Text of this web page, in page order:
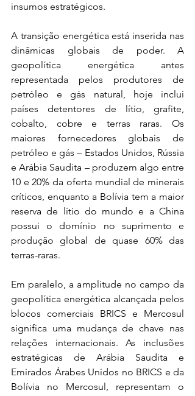
insumos estratégicos.
A transição energética está inserida nas
dinâmicas globais de poder. A
geopolítica energética antes
representada pelos produtores de
petróleo e gás natural, hoje inclui
países detentores de lítio, grafite,
cobalto, cobre e terras raras. Os
maiores fornecedores globais de
petróleo e gás – Estados Unidos, Rússia
e Arábia Saudita – produzem algo entre
10 e 20% da oferta mundial de minerais
críticos, enquanto a Bolívia tem a maior
reserva de lítio do mundo e a China
possui o domínio no suprimento e
produção global de quase 60% das
terras-raras.
Em paralelo, a amplitude no campo da
geopolítica energética alcançada pelos
blocos comerciais BRICS e Mercosul
significa uma mudança de chave nas
relações internacionais. As inclusões
estratégicas de Arábia Saudita e
Emirados Árabes Unidos no BRICS e da
Bolívia no Mercosul, representam o